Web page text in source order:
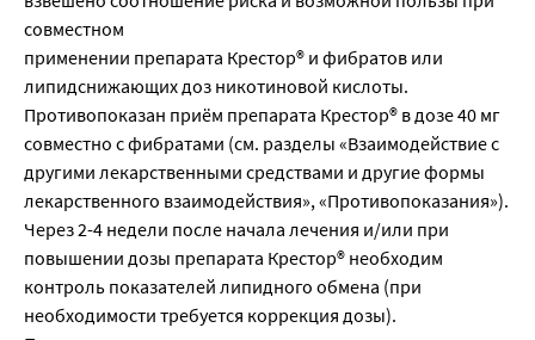
совместном
применении препарата Крестор® и фибратов или
липидснижающих доз никотиновой кислоты.
Противопоказан приём препарата Крестор® в дозе 40 мг
совместно с фибратами (см. разделы «Взаимодействие с
другими лекарственными средствами и другие формы
лекарственного взаимодействия», «Противопоказания»).
Через 2-4 недели после начала лечения и/или при
повышении дозы препарата Крестор® необходим
контроль показателей липидного обмена (при
необходимости требуется коррекция дозы).